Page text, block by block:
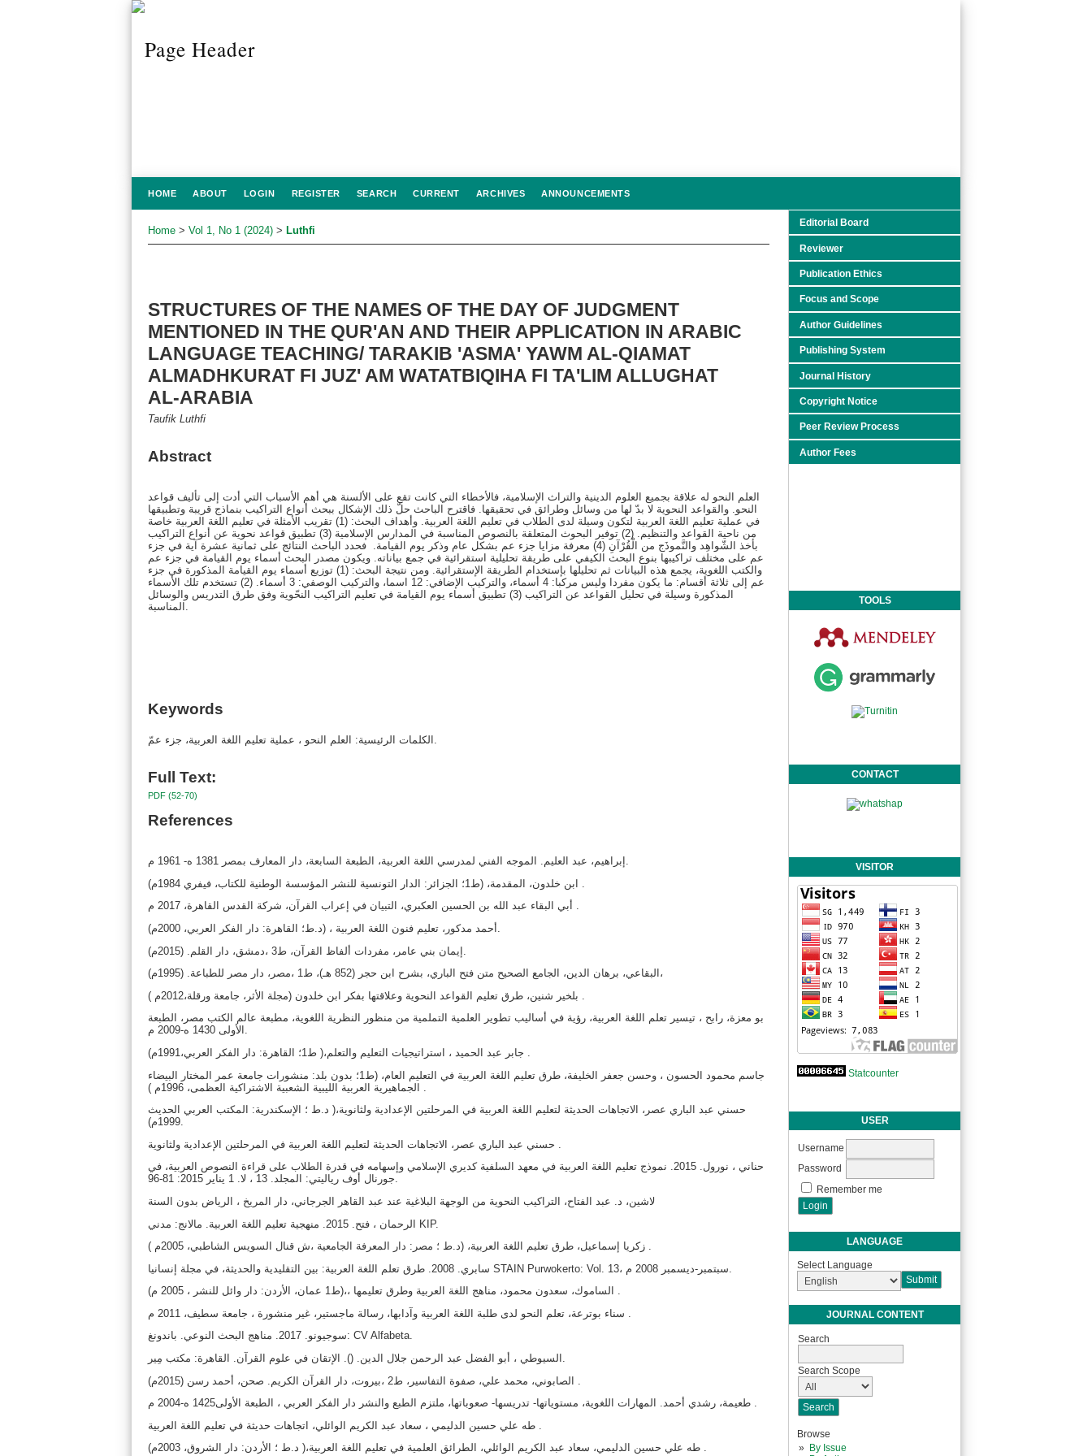
Editorial Board
Reviewer
Publication Ethics
Focus and Scope
Author Guidelines
Publishing System
Journal History
Copyright Notice
Peer Review Process
Author Fees
TOOLS
CONTACT
VISITOR
Statcounter
USER
Username
Password
Remember me
LANGUAGE
Select Language
JOURNAL CONTENT
Search
Search Scope
Browse
By Issue
HOME ABOUT LOGIN REGISTER SEARCH CURRENT ARCHIVES ANNOUNCEMENTS
Home > Vol 1, No 1 (2024) > Luthfi
STRUCTURES OF THE NAMES OF THE DAY OF JUDGMENT
MENTIONED IN THE QUR'AN AND THEIR APPLICATION IN ARABIC
LANGUAGE TEACHING/ TARAKIB 'ASMA' YAWM AL-QIAMAT
ALMADHKURAT FI JUZ' AM WATATBIQIHA FI TA'LIM ALLUGHAT
AL-ARABIA
Taufik Luthfi
Abstract
العلم النحو له علاقة بجميع العلوم الدينية والتراث الإسلامية، فالأخطاء التي كانت تقع على الألسنة هي أهم الأسباب التي أدت إلى تأليف قواعد
النحو. والقواعد النحوية لا بدّ لها من وسائل وطرائق في تحقيقها. فاقترح الباحث حلّ ذلك الإشكال ببحث أنواع التراكيب بنماذج قريبة وتطبيقها
في عملية تعليم اللغة العربية لتكون وسيلة لدى الطلاب في تعليم اللغة العربية. وأهداف البحث: (1) تقريب الأمثلة في تعليم اللغة العربية خاصة
من ناحية القواعد والتنظيم. (2) توفير البحوث المتعلقة بالنصوص المناسبة في المدارس الإسلامية (3) تطبيق قواعد نحوية عن أنواع التراكيب
بأخذ الشّواهِد والنَّموذَج من الْقُرْآنِ (4) معرفة مزايا جزء عم بشكل عام وذكر يوم القيامة. فحدد الباحث النتائج على ثمانية عشرة آية في جزء
عم على مختلف تراكيبها بنوع البحث الكيفي على طريقة تحليلية استقرائية في جمع بياناته. ويكون مصدر البحث أسماء يوم القيامة في جزء عم
والكتب اللغوية، يجمع هذه البيانات ثم تحليلها بإستخدام الطريقة الإستقرائية. ومن نتيجة البحث: (1) توزيع أسماء يوم القيامة المذكورة في جزء
عم إلى ثلاثة أقسام: ما يكون مفردا وليس مركبا: 4 أسماء، والتركيب الإضافي: 12 اسما، والتركيب الوصفي: 3 أسماء. (2) تستخدم تلك الأسماء
المذكورة وسيلة في تحليل القواعد عن التراكيب (3) تطبيق أسماء يوم القيامة في تعليم التراكيب النحّوية وفق طرق التدريس والوسائل
المناسبة.
Keywords
الكلمات الرئيسية: العلم النحو ، عملية تعليم اللغة العربية، جزء عمّ.
Full Text:
PDF (52-70)
References
إبراهيم، عبد العليم. الموجه الفني لمدرسي اللغة العربية، الطبعة السابعة، دار المعارف بمصر 1381 ه- 1961 م.
أبي البقاء عبد الله بن الحسين العكبري، التبيان في إعراب القرآن، شركة القدس القاهرة، 2017 م .
أحمد مدكور، تعليم فنون اللغة العربية ، (د.ط؛ القاهرة: دار الفكر العربي، 2000م).
البقاعي، برهان الدين، الجامع الصحيح متن فتح الباري، بشرح ابن حجر (852 هـ)، ط1 ،مصر، دار مصر للطباعة. (1995م)،
بو معزة، رابح ، تيسير تعلم اللغة العربية، رؤية في أساليب تطوير العلمية التملمية من منظور النظرية اللغوية، مطبعة عالم الكتب مصر، الطبعة
الأولى 1430 ه-2009 م.
جابر عبد الحميد ، استراتيجيات التعليم والتعلم،( ط1؛ القاهرة: دار الفكر العربي،1991م) .
جاسم محمود الحسون ، وحسن جعفر الخليفة، طرق تعليم اللغة العربية في التعليم العام، (ط1؛ بدون بلد: منشورات جامعة عمر المختار البيضاء
حسني عبد الباري عصر، الاتجاهات الحديثة لتعليم اللغة العربية في المرحلتين الإعدادية ولثانوية،( د.ط ؛ الإسكندرية: المكتب العربي الحديث
1999م).
حناني ، نورول. 2015. نموذج تعليم اللغة العربية في معهد السلفية كديري الإسلامي وإسهامه في قدرة الطلاب على قراءة النصوص العربية، في
جورنال أوف رياليتي: المجلد. 13 ، لا. 1 يناير 2015: 81-96.
لاشين، د. عبد الفتاح، التراكيب النحوية من الوجهة البلاغية عند عبد القاهر الجرجاني، دار المريخ ، الرياض بدون السنة
الرحمان ، فتح. 2015. منهجية تعليم اللغة العربية. مالانج: مدني KIP.
زكريا إسماعيل، طرق تعليم اللغة العربية، (د.ط ؛ مصر: دار المعرفة الجامعية ،ش قنال السويس الشاطبي، 2005م ) .
الساموك، سعدون محمود، مناهج اللغة العربية وطرق تعليمها ،،(ط1 عمان، الأردن: دار وائل للنشر ، 2005 م) .
سناء بوترعة، تعلم النحو لدى طلبة اللغة العربية وآدابها، رسالة ماجستير، غير منشورة ، جامعة سطيف، 2011 م .
سوجيونو. 2017. مناهج البحث النوعي. باندونغ: CV Alfabeta.
السيوطي ، أبو الفضل عبد الرحمن جلال الدين. (). الإتقان في علوم القرآن. القاهرة: مكتب مِير.
طعيمة، رشدي أحمد. المهارات اللغوية، مستوياتها- تدريسها- صعوباتها، ملتزم الطبع والنشر دار الفكر العربي ، الطبعة الأولى1425 ه-2004 م .
طه علي حسين الدليمي ، سعاد عبد الكريم الوائلي، اتجاهات حديثة في تعليم اللغة العربية .
طه علي حسين الدليمي، سعاد عبد الكريم الوائلي، الطرائق العلمية في تعليم اللغة العربية،( د.ط ؛ الأردن: دار الشروق، 2003م) .